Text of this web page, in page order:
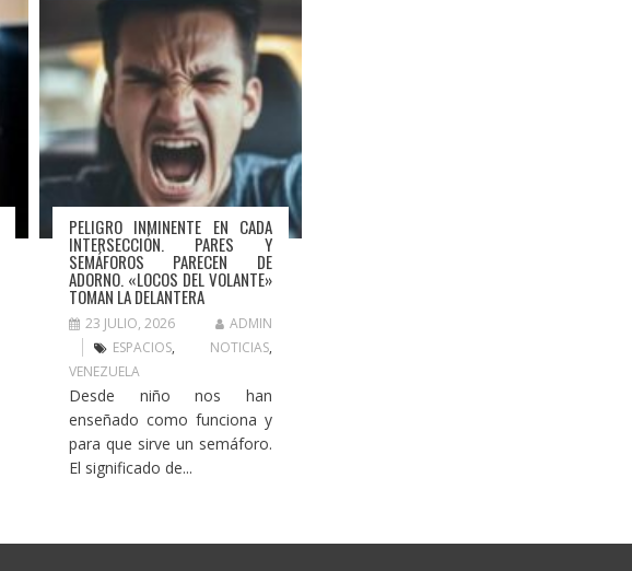
PELIGRO INMINENTE EN CADA
INTERSECCIÓN. PARES Y
SEMÁFOROS PARECEN DE
ADORNO. «LOCOS DEL VOLANTE»
TOMAN LA DELANTERA
23 JULIO, 2026
ADMIN
ESPACIOS, NOTICIAS,
VENEZUELA
Desde niño nos han
enseñado como funciona y
para que sirve un semáforo.
El significado de...